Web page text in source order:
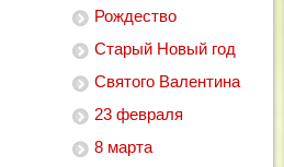
Рождество
Старый Новый год
Святого Валентина
23 февраля
8 марта